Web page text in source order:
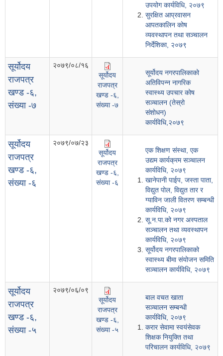
उपयोग कार्यविधि, २०७९
सुरक्षित आप्रवासन
आपतकालिन कोष
व्यवस्थापन तथा सञ्चालन
निर्देशिका, २०७९
सूर्योदय
राजपत्र
खण्ड -६,
संख्या -७
२०७९/०८/१६
सूर्योदय
राजपत्र
खण्ड -६,
संख्या -७
सूर्योदय नगरपालिकाको
अतिविपन्न नागरिक
स्वास्थ्य उपचार कोष
सञ्चालन (तेस्रो
संशोधन)
कार्यविधि,२०७९
सूर्योदय
राजपत्र
खण्ड -६,
संख्या -६
२०७९/०७/२३
सूर्योदय
राजपत्र
खण्ड -६,
संख्या -६
एक शिक्षण संस्था, एक
उद्यम कार्यक्रम सञ्चालन
कार्यविधि, २०७९
खानेपानी पाईप, जस्ता पाता,
विद्युत पोल, विद्युत तार र
ग्याविन जाली वितरण सम्बन्धी
कार्यविधि, २०७९
सू.न.पा.को नगर अस्पताल
सञ्चालन तथा व्यवस्थापन
कार्यविधि, २०७९
सूर्योदय नगरपालिकाको
स्वास्थ्य बीमा संयोजन समिति
सञ्चालन कार्यविधि, २०७९
सूर्योदय
राजपत्र
खण्ड -६,
संख्या -५
२०७९/०६/०९
सूर्योदय
राजपत्र
खण्ड -६,
संख्या -५
बाल वचत खाता
सञ्चालन सम्बन्धी
कार्यविधि, २०७९
करार सेवामा स्वयंसेवक
शिक्षक नियुक्ति तथा
परिचालन कार्यविधि, २०७९